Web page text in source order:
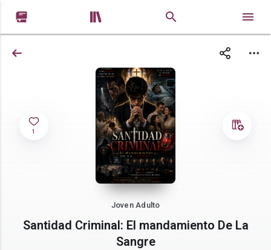
 
1
Joven Adulto
Santidad Criminal: El mandamiento De La
Sangre